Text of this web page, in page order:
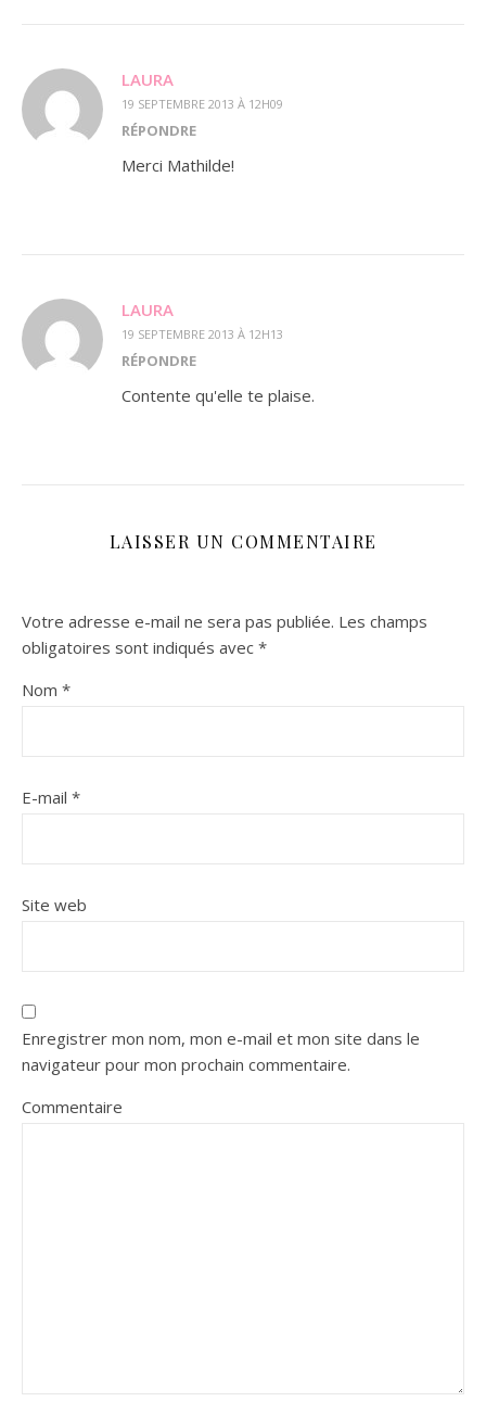
LAURA
19 SEPTEMBRE 2013 À 12H09
RÉPONDRE
Merci Mathilde!
LAURA
19 SEPTEMBRE 2013 À 12H13
RÉPONDRE
Contente qu'elle te plaise.
LAISSER UN COMMENTAIRE
Votre adresse e-mail ne sera pas publiée. Les champs
obligatoires sont indiqués avec *
Nom *
E-mail *
Site web
Enregistrer mon nom, mon e-mail et mon site dans le
navigateur pour mon prochain commentaire.
Commentaire